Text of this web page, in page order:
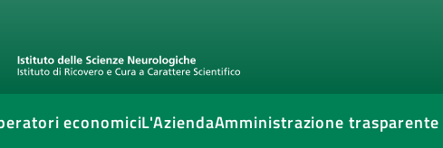
economiciL'AziendaAmministrazione trasparente